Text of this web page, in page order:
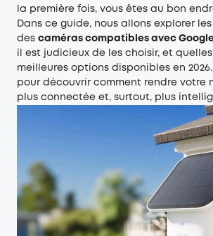
la première fois, vous êtes au bon
Dans ce guide, nous allons explorer
des caméras compatibles avec
il est judicieux de les choisir, et
meilleures options disponibles en
pour découvrir comment rendre votre
plus connectée et, surtout, plus